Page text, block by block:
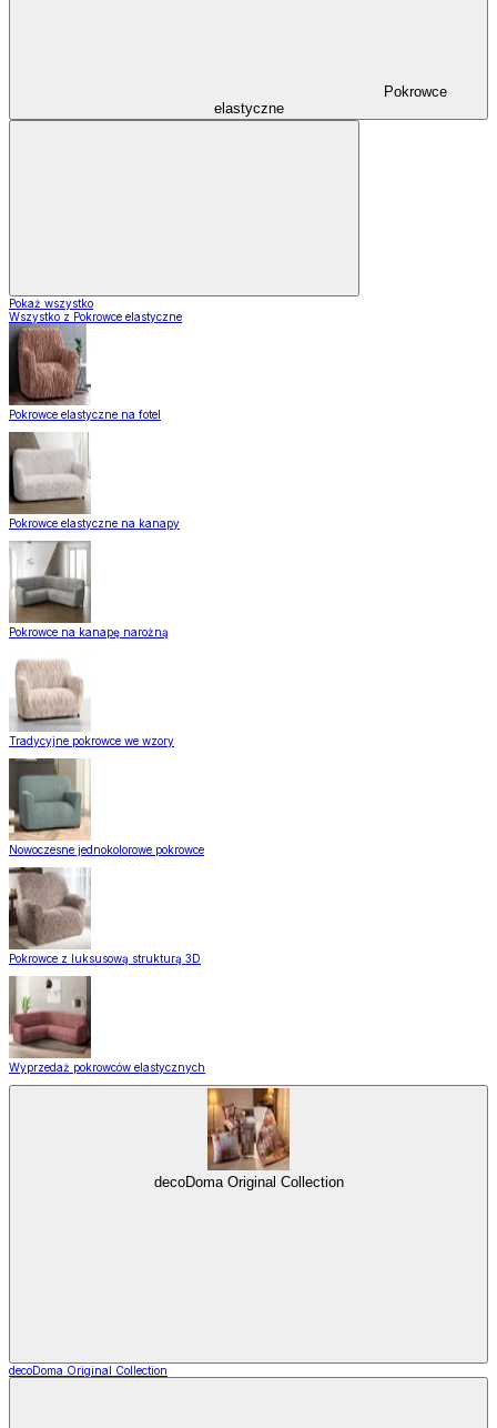
Pokrowce
elastyczne
Pokaż wszystko
Wszystko z Pokrowce elastyczne
Pokrowce elastyczne na fotel
Pokrowce elastyczne na kanapy
Pokrowce na kanapę narożną
Tradycyjne pokrowce we wzory
Nowoczesne jednokolorowe pokrowce
Pokrowce z luksusową strukturą 3D
Wyprzedaż pokrowców elastycznych
decoDoma Original Collection
decoDoma Original Collection